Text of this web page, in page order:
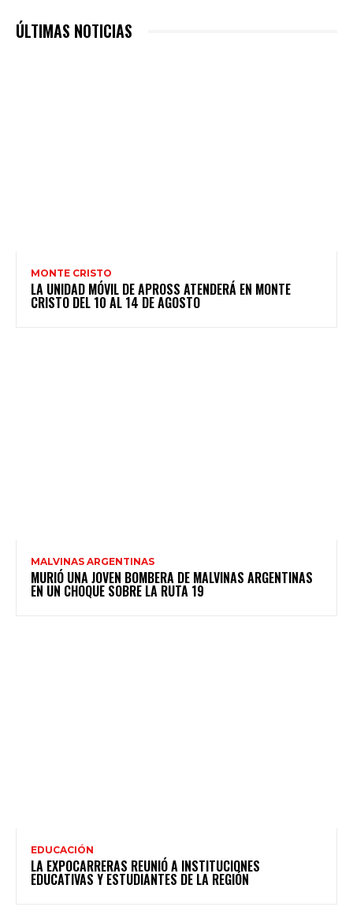
ÚLTIMAS NOTICIAS
MONTE CRISTO
LA UNIDAD MÓVIL DE APROSS ATENDERÁ EN MONTE
CRISTO DEL 10 AL 14 DE AGOSTO
MALVINAS ARGENTINAS
MURIÓ UNA JOVEN BOMBERA DE MALVINAS ARGENTINAS
EN UN CHOQUE SOBRE LA RUTA 19
EDUCACIÓN
LA EXPOCARRERAS REUNIÓ A INSTITUCIONES
EDUCATIVAS Y ESTUDIANTES DE LA REGIÓN